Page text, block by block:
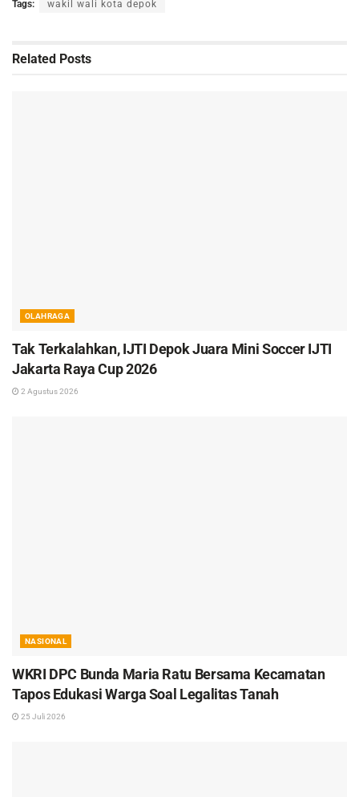
Tags: wakil wali kota depok
Related Posts
OLAHRAGA
Tak Terkalahkan, IJTI Depok Juara Mini Soccer IJTI
Jakarta Raya Cup 2026
2 Agustus 2026
NASIONAL
WKRI DPC Bunda Maria Ratu Bersama Kecamatan
Tapos Edukasi Warga Soal Legalitas Tanah
25 Juli 2026